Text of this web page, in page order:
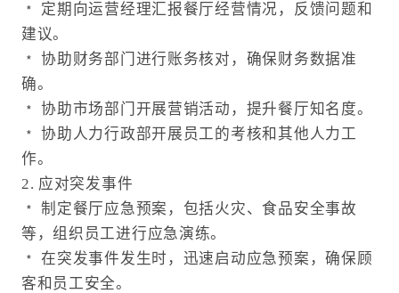
﹡ 定期向运营经理汇报餐厅经营情况，反馈问题和
建议。
﹡ 协助财务部门进行账务核对，确保财务数据准
确。
﹡ 协助市场部门开展营销活动，提升餐厅知名度。
﹡ 协助人力行政部开展员工的考核和其他人力工
作。
2. 应对突发事件
﹡ 制定餐厅应急预案，包括火灾、食品安全事故
等，组织员工进行应急演练。
﹡ 在突发事件发生时，迅速启动应急预案，确保顾
客和员工安全。